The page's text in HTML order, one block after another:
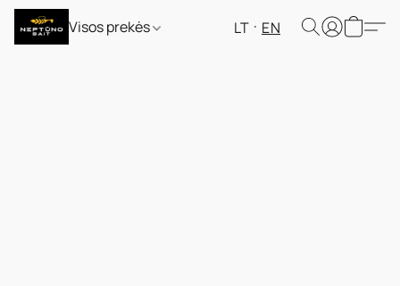
Visos prekės LT EN